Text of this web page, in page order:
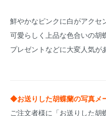
鮮やかなピンクに白がアクセ
可愛らしく上品な色合いの胡
プレゼントなどに大変人気が
◆お送りした胡蝶蘭の写真メ
ご注文者様に「お送りした胡